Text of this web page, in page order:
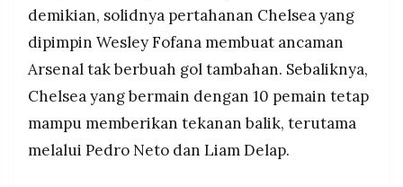
demikian, solidnya pertahanan Chelsea yang
dipimpin Wesley Fofana membuat ancaman
Arsenal tak berbuah gol tambahan. Sebaliknya,
Chelsea yang bermain dengan 10 pemain tetap
mampu memberikan tekanan balik, terutama
melalui Pedro Neto dan Liam Delap.